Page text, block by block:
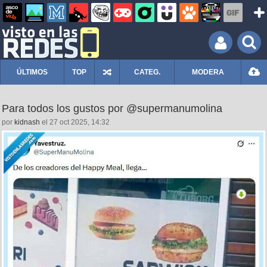
ÚLTIMOS TOP CATEG. MODERA
Para todos los gustos por @supermanumolina
por kidnash el 27 oct 2025, 14:32